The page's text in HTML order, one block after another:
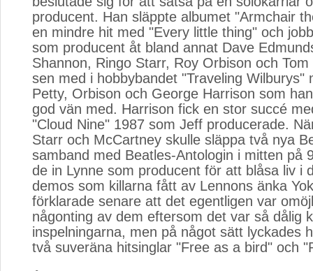
producent. Han släppte albumet "Armchair
en mindre hit med "Every little thing" och
som producent åt bland annat Dave
Shannon, Ringo Starr, Roy Orbison och
sen med i hobbybandet "Traveling Wilburys"
Petty, Orbison och George Harrison som
god vän med. Harrison fick en stor succé
"Cloud Nine" 1987 som Jeff producerade.
Starr och McCartney skulle släppa två nya
samband med Beatles-Antologin i mitten på
de in Lynne som producent för att blåsa liv i
demos som killarna fått av Lennons änka
förklarade senare att det egentligen var
någonting av dem eftersom det var så dålig
inspelningarna, men på något sätt lyckades
två suveräna hitsinglar "Free as a bird" och